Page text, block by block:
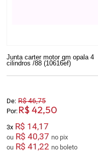
Junta carter motor gm opala 4
cilindros /88 (10616ef)
De: R$ 46,75
Por: R$ 42,50
3x R$ 14,17
ou R$ 40,37
no pix
ou R$ 41,22 no boleto